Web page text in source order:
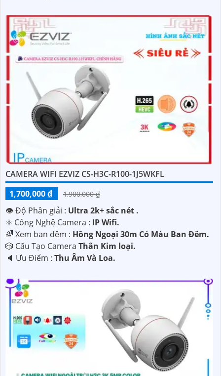
CAMERA WIFI EZVIZ CS-H3C-R100-1J5WKFL
1,700,000 ₫
1,900,000 ₫
👁 Độ Phân giải : Ultra 2k+ sắc nét .
⚛️ Công Nghệ Camera : IP Wifi.
🌈 Xem ban đêm : Hồng Ngoại 30m Có Màu Ban Ðêm.
🎲 Cấu Tạo Camera Thân Kim loại.
️🔈 Ưu Điểm : Thu Âm Và Loa.